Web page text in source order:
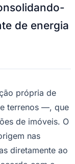
de energia
própria de
terrenos —, que
de imóveis. O
nas
diretamente ao